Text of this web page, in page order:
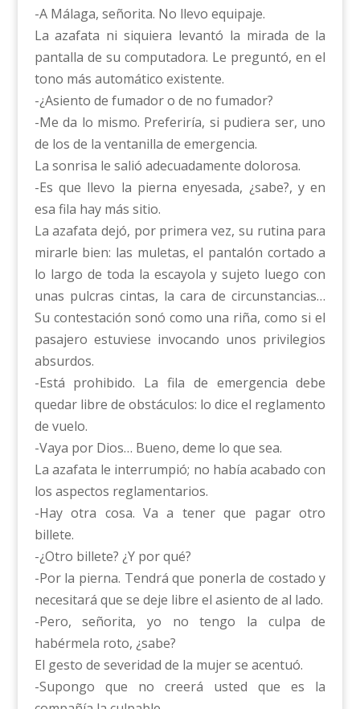
-A Málaga, señorita. No llevo equipaje.
La azafata ni siquiera levantó la mirada de la
pantalla de su computadora. Le preguntó, en el
tono más automático existente.
-¿Asiento de fumador o de no fumador?
-Me da lo mismo. Preferiría, si pudiera ser, uno
de los de la ventanilla de emergencia.
La sonrisa le salió adecuadamente dolorosa.
-Es que llevo la pierna enyesada, ¿sabe?, y en
esa fila hay más sitio.
La azafata dejó, por primera vez, su rutina para
mirarle bien: las muletas, el pantalón cortado a
lo largo de toda la escayola y sujeto luego con
unas pulcras cintas, la cara de circunstancias…
Su contestación sonó como una riña, como si el
pasajero estuviese invocando unos privilegios
absurdos.
-Está prohibido. La fila de emergencia debe
quedar libre de obstáculos: lo dice el reglamento
de vuelo.
-Vaya por Dios… Bueno, deme lo que sea.
La azafata le interrumpió; no había acabado con
los aspectos reglamentarios.
-Hay otra cosa. Va a tener que pagar otro
billete.
-¿Otro billete? ¿Y por qué?
-Por la pierna. Tendrá que ponerla de costado y
necesitará que se deje libre el asiento de al lado.
-Pero, señorita, yo no tengo la culpa de
habérmela roto, ¿sabe?
El gesto de severidad de la mujer se acentuó.
-Supongo que no creerá usted que es la